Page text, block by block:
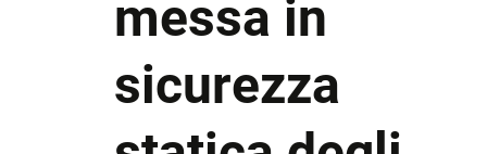
messa in
sicurezza